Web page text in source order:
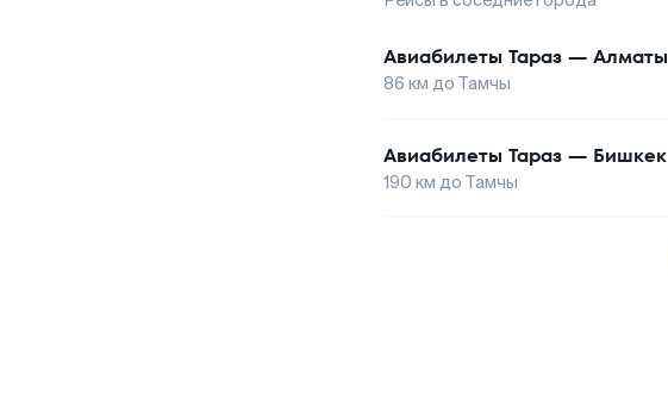
Авиабилеты Тараз — Алматы
86 км до Тамчы
Авиабилеты Тараз — Бишкек
190 км до Тамчы